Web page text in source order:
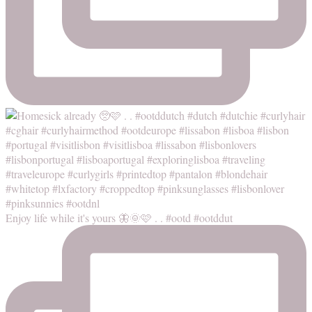
Enjoy life while it's yours 🦋🌞🩷 . . #ootd #ootddut